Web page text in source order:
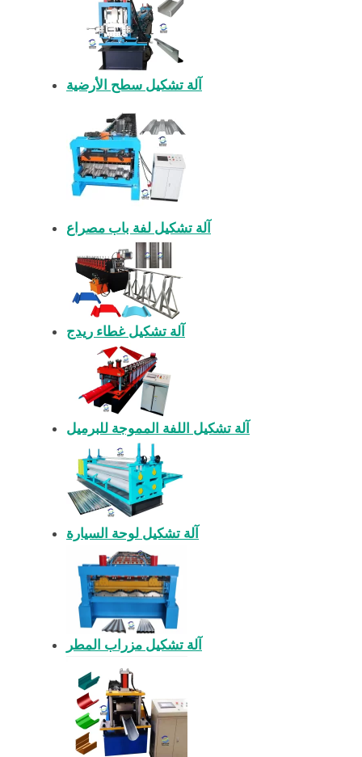
آلة تشكيل سطح الأرضية
آلة تشكيل لفة باب مصراع
آلة تشكيل غطاء ريدج
آلة تشكيل اللفة المموجة للبرميل
آلة تشكيل لوحة السيارة
آلة تشكيل مزراب المطر